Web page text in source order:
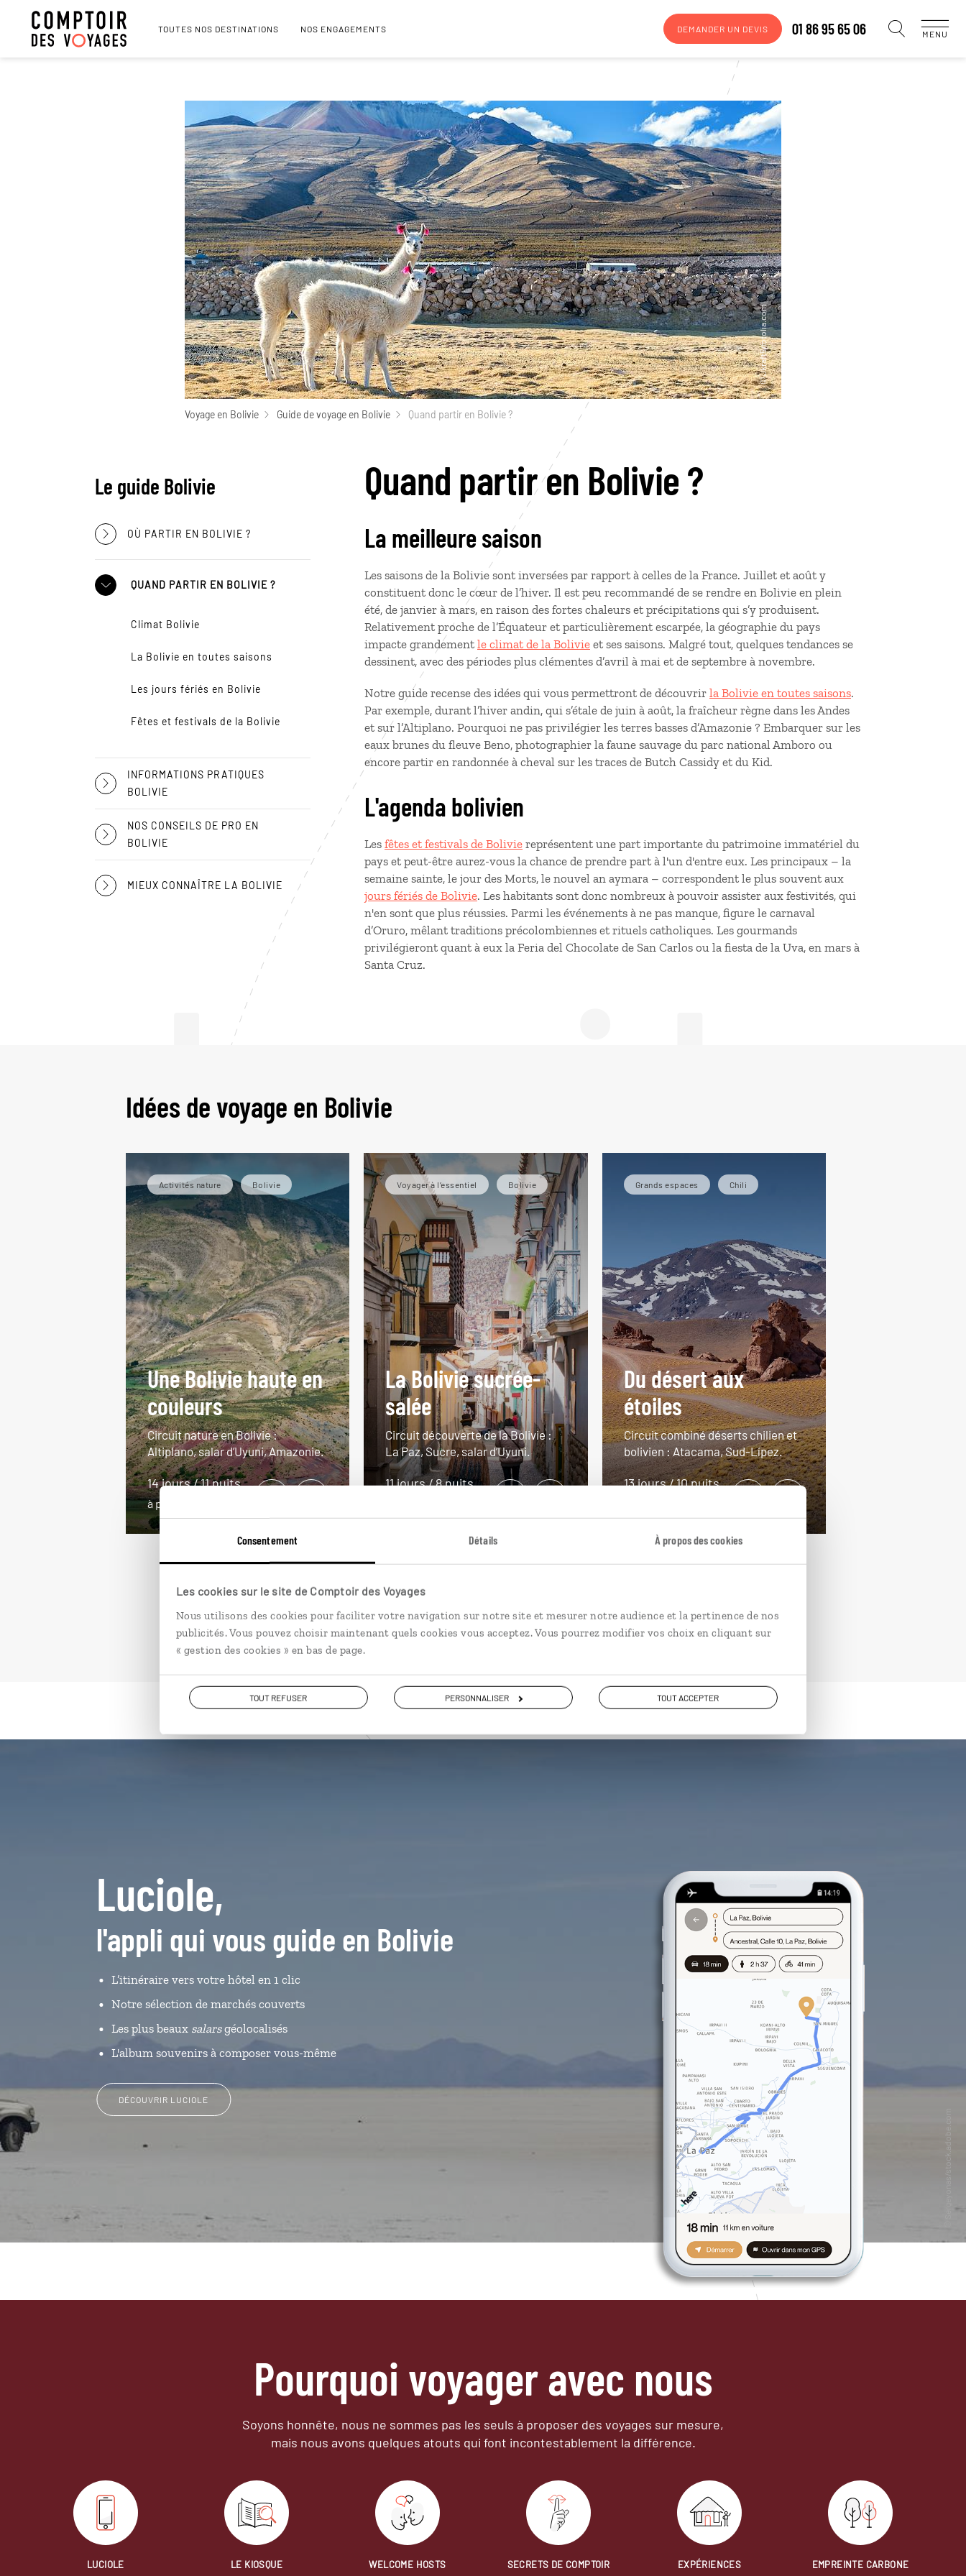
Consentement Détails À propos des cookies
Les cookies sur le site de Comptoir des Voyages
Nous utilisons des cookies pour faciliter votre navigation sur notre site et mesurer notre audience et la pertinence de nos
publicités. Vous pouvez choisir maintenant quels cookies vous acceptez. Vous pourrez modifier vos choix en cliquant sur
« gestion des cookies » en bas de page.
TOUT REFUSER PERSONNALISER TOUT ACCEPTER
TOUTES NOS DESTINATIONS NOS ENGAGEMENTS DEMANDER UN DEVIS 01 86 95 65 06 MENU
Voyage en Bolivie Guide de voyage en Bolivie Quand partir en Bolivie ?
Le guide
Le guide Bolivie
OÙ PARTIR EN BOLIVIE ?
QUAND PARTIR EN BOLIVIE ?
Climat Bolivie
La Bolivie en toutes saisons
Les jours fériés en Bolivie
Fêtes et festivals de la Bolivie
INFORMATIONS PRATIQUES
BOLIVIE
NOS CONSEILS DE PRO EN
BOLIVIE
MIEUX CONNAÎTRE LA BOLIVIE
Quand partir en Bolivie ?
La meilleure saison
Les saisons de la Bolivie sont inversées par rapport à celles de la France. Juillet et août y
constituent donc le cœur de l’hiver. Il est peu recommandé de se rendre en Bolivie en plein
été, de janvier à mars, en raison des fortes chaleurs et précipitations qui s’y produisent.
Relativement proche de l’Équateur et particulièrement escarpée, la géographie du pays
impacte grandement le climat de la Bolivie et ses saisons. Malgré tout, quelques tendances se
dessinent, avec des périodes plus clémentes d’avril à mai et de septembre à novembre.
Notre guide recense des idées qui vous permettront de découvrir la Bolivie en toutes saisons.
Par exemple, durant l’hiver andin, qui s’étale de juin à août, la fraîcheur règne dans les Andes
et sur l’Altiplano. Pourquoi ne pas privilégier les terres basses d’Amazonie ? Embarquer sur les
eaux brunes du fleuve Beno, photographier la faune sauvage du parc national Amboro ou
encore partir en randonnée à cheval sur les traces de Butch Cassidy et du Kid.
L'agenda bolivien
Les fêtes et festivals de Bolivie représentent une part importante du patrimoine immatériel du
pays et peut-être aurez-vous la chance de prendre part à l'un d'entre eux. Les principaux – la
semaine sainte, le jour des Morts, le nouvel an aymara – correspondent le plus souvent aux
jours fériés de Bolivie. Les habitants sont donc nombreux à pouvoir assister aux festivités, qui
n'en sont que plus réussies. Parmi les événements à ne pas manque, figure le carnaval
d’Oruro, mêlant traditions précolombiennes et rituels catholiques. Les gourmands
privilégieront quant à eux la Feria del Chocolate de San Carlos ou la fiesta de la Uva, en mars à
Santa Cruz.
Idées de voyage en Bolivie
Activités nature Bolivie
Une Bolivie haute en
couleurs
Circuit nature en Bolivie :
Altiplano, salar d’Uyuni, Amazonie.
14 jours / 11 nuits
à partir de 4800€
Voyager à l’essentiel Bolivie
La Bolivie sucrée-
salée
Circuit découverte de la Bolivie :
La Paz, Sucre, salar d’Uyuni.
11 jours / 8 nuits
Grands espaces Chili
Du désert aux
étoiles
Circuit combiné déserts chilien et
bolivien : Atacama, Sud-Lípez.
13 jours / 10 nuits
Luciole,
l'appli qui vous guide en Bolivie
L’itinéraire vers votre hôtel en 1 clic
Notre sélection de marchés couverts
Les plus beaux salarsgéolocalisés
L'album souvenirs à composer vous-même
DÉCOUVRIR LUCIOLE
Pourquoi voyager avec nous
Soyons honnête, nous ne sommes pas les seuls à proposer des voyages sur mesure,
mais nous avons quelques atouts qui font incontestablement la différence.
LUCIOLE
LE KIOSQUE
WELCOME HOSTS
SECRETS DE COMPTOIR
EXPÉRIENCES
EMPREINTE CARBONE